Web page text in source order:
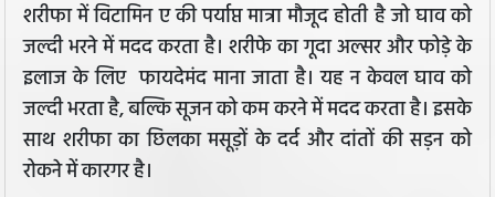
शरीफा में विटामिन ए की पर्याप्त मात्रा मौजूद होती है जो घाव को
जल्दी भरने में मदद करता है। शरीफे का गूदा अल्सर और फोड़े के
इलाज के लिए फायदेमंद माना जाता है। यह न केवल घाव को
जल्दी भरता है, बल्कि सूजन को कम करने में मदद करता है। इसके
साथ शरीफा का छिलका मसूड़ों के दर्द और दांतों की सड़न को
रोकने में कारगर है।